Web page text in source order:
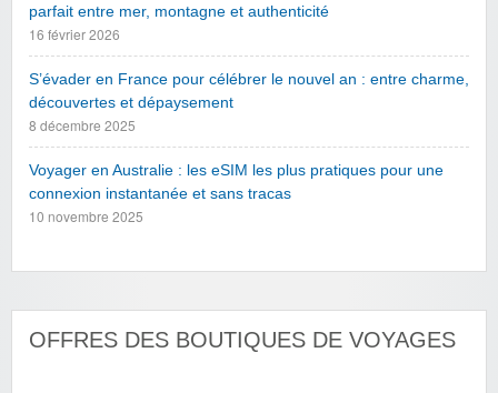
parfait entre mer, montagne et authenticité
16 février 2026
S’évader en France pour célébrer le nouvel an : entre charme,
découvertes et dépaysement
8 décembre 2025
Voyager en Australie : les eSIM les plus pratiques pour une
connexion instantanée et sans tracas
10 novembre 2025
OFFRES DES BOUTIQUES DE VOYAGES